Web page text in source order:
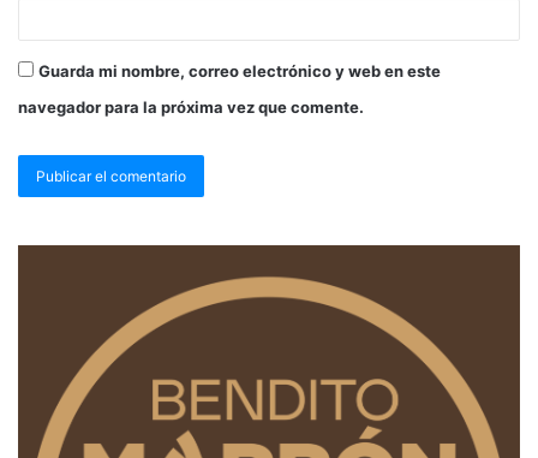
Guarda mi nombre, correo electrónico y web en este
navegador para la próxima vez que comente.